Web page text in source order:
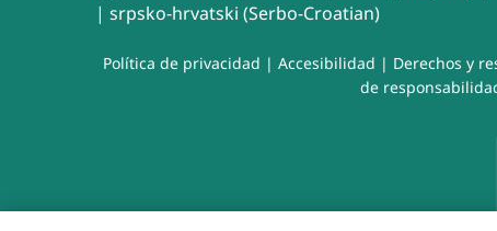
| srpsko-hrvatski (Serbo-Croatian)
Política de privacidad | Accesibilidad | Derechos y
de